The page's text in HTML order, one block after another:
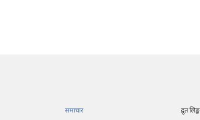
समाचार द्रुत लिङ्क